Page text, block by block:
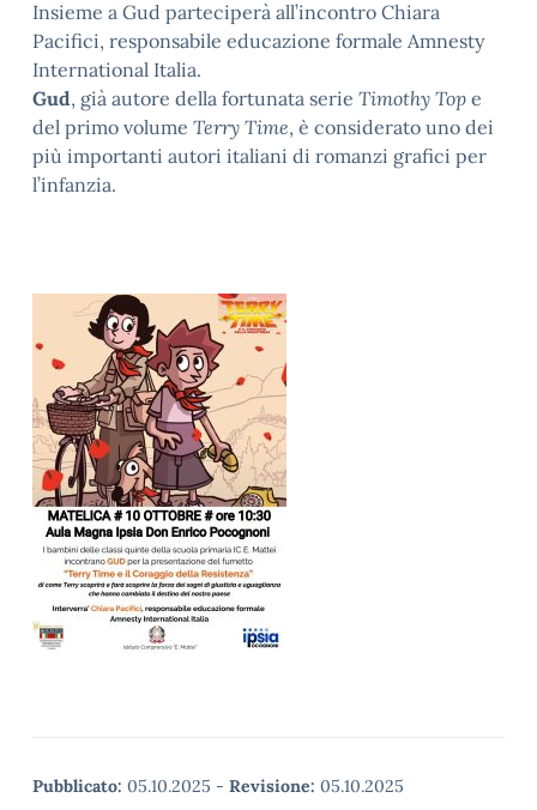
Insieme a Gud parteciperà all’incontro Chiara
Pacifici, responsabile educazione formale Amnesty
International Italia.
Gud, già autore della fortunata serie Timothy Top e
del primo volume Terry Time, è considerato uno dei
più importanti autori italiani di romanzi grafici per
l’infanzia.
Pubblicato: 05.10.2025 - Revisione: 05.10.2025